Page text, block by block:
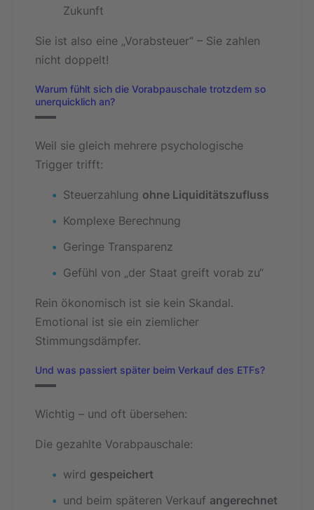
Zukunft
Sie ist also eine „Vorabsteuer“ – Sie zahlen
nicht doppelt!
Warum fühlt sich die Vorabpauschale trotzdem so
unerquicklich an?
Weil sie gleich mehrere psychologische
Trigger trifft:
Steuerzahlung ohne Liquiditätszufluss
Komplexe Berechnung
Geringe Transparenz
Gefühl von „der Staat greift vorab zu“
Rein ökonomisch ist sie kein Skandal.
Emotional ist sie ein ziemlicher
Stimmungsdämpfer.
Und was passiert später beim Verkauf des ETFs?
Wichtig – und oft übersehen:
Die gezahlte Vorabpauschale:
wird gespeichert
und beim späteren Verkauf angerechnet